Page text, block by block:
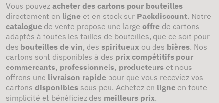
Vous pouvez acheter des cartons pour bouteilles
directement en ligne et en stock sur Packdiscount. Notre
catalogue de vente propose une large offre de cartons
adaptés à toutes les tailles de bouteilles, que ce soit pour
des bouteilles de vin, des spiritueux ou des bières. Nos
cartons sont disponibles à des prix compétitifs pour
commercants, professionnels, producteurs et nous
offrons une livraison rapide pour que vous receviez vos
cartons disponibles sous peu. Achetez en ligne en toute
simplicité et bénéficiez des meilleurs prix.